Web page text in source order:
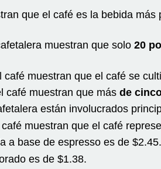
que el café es la bebida más
muestran que solo 20
muestran que el café se
café muestran que más de
están involucrados
muestran que el café
a base de espresso es de $2.45.
es de $1.38.